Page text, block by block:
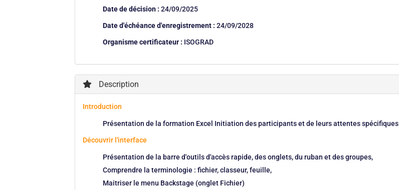
Date de décision : 24/09/2025
Date d'échéance d'enregistrement : 24/09/2028
Organisme certificateur : ISOGRAD
Description
Introduction
Présentation de la formation Excel Initiation des participants et de leurs attentes spécifiques
Découvrir l'interface
Présentation de la barre d'outils d'accès rapide, des onglets, du ruban et des groupes,
Comprendre la terminologie : fichier, classeur, feuille,
Maitriser le menu Backstage (onglet Fichier)